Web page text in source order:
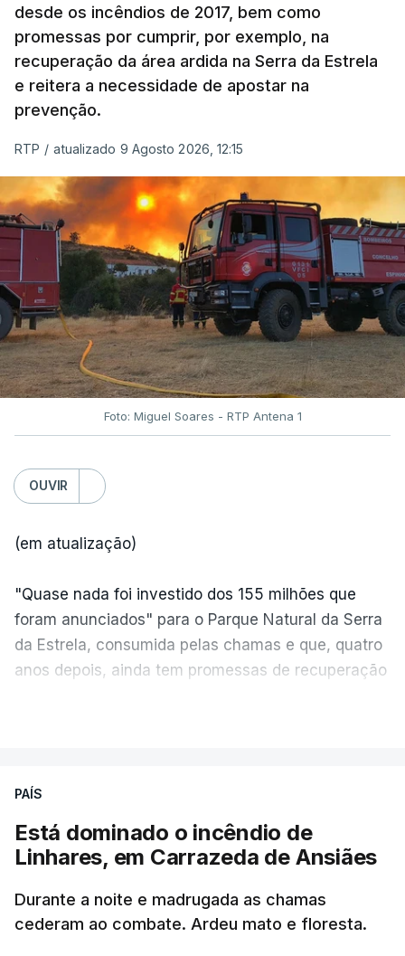
desde os incêndios de 2017, bem como
promessas por cumprir, por exemplo, na
recuperação da área ardida na Serra da Estrela
e reitera a necessidade de apostar na
prevenção.
RTP / atualizado 9 Agosto 2026, 12:15
Foto: Miguel Soares - RTP Antena 1
OUVIR
(em atualização)
"Quase nada foi investido dos 155 milhões que
foram anunciados" para o Parque Natural da Serra
da Estrela, consumida pelas chamas e que, quatro
anos depois, ainda tem promessas de recuperação
ESTE CONTEÚDO ESTÁ NESTE
PAÍS
Está dominado o incêndio de
Linhares, em Carrazeda de Ansiães
Durante a noite e madrugada as chamas
cederam ao combate. Ardeu mato e floresta.